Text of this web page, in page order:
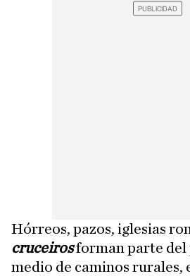
Hórreos, pazos, iglesias
cruceirosforman parte del
medio de caminos rurales,